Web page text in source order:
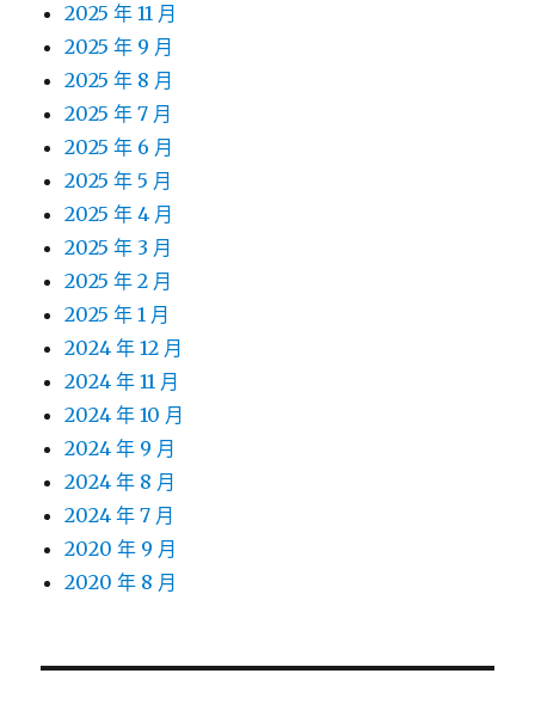
2025 年 11 月
2025 年 9 月
2025 年 8 月
2025 年 7 月
2025 年 6 月
2025 年 5 月
2025 年 4 月
2025 年 3 月
2025 年 2 月
2025 年 1 月
2024 年 12 月
2024 年 11 月
2024 年 10 月
2024 年 9 月
2024 年 8 月
2024 年 7 月
2020 年 9 月
2020 年 8 月